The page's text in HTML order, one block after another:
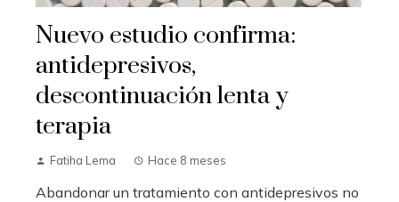
Nuevo estudio confirma:
antidepresivos,
descontinuación lenta y
terapia
Fatiha Lema Hace 8 meses
Abandonar un tratamiento con antidepresivos no